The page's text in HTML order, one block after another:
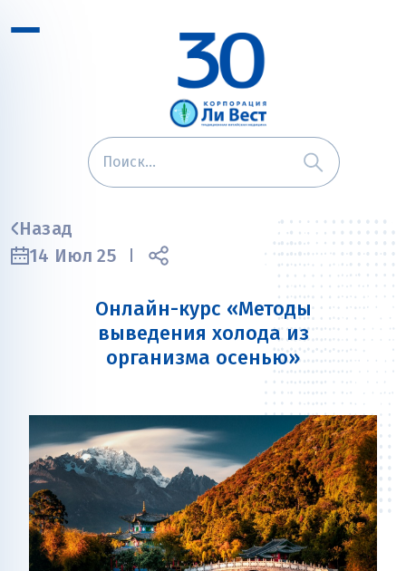
Назад
14 Июл 25
Онлайн-курс «Методы
выведения холода из
организма осенью»